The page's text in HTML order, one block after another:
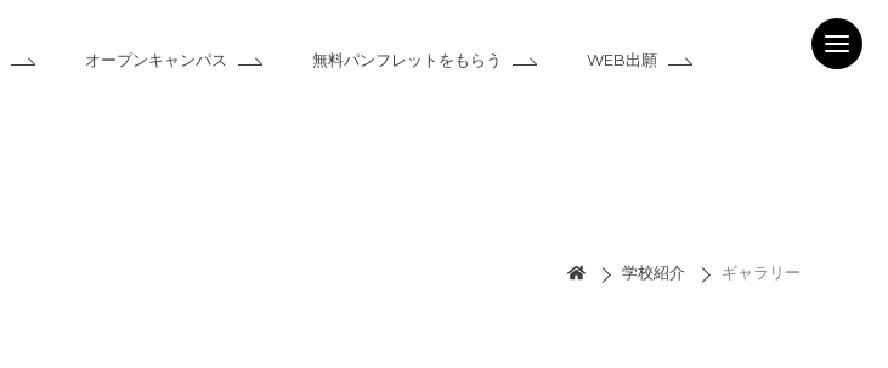
オープンキャンパス 無料パンフレットをもらう WEB出願
学校紹介 ギャラリー